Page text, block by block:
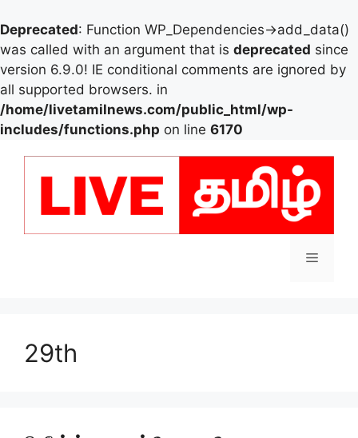
Deprecated: Function WP_Dependencies->add_data()
was called with an argument that is deprecated since
version 6.9.0! IE conditional comments are ignored by
all supported browsers. in
/home/livetamilnews.com/public_html/wp-
includes/functions.php on line 6170
Menu
29th